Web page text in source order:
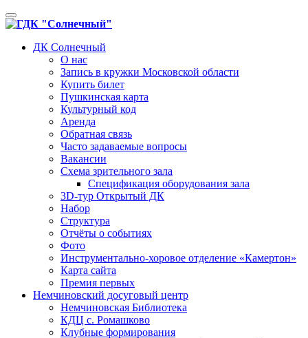
Toggle
navigation
ДК Солнечный
О нас
Запись в кружки Московской области
Купить билет
Пушкинская карта
Культурный код
Аренда
Обратная связь
Часто задаваемые вопросы
Вакансии
Схема зрительного зала
Спецификация оборудования зала
3D-тур Открытый ДК
Набор
Структура
Отчёты о событиях
Фото
Инструментально-хоровое отделение «Камертон»
Карта сайта
Премия первых
Немчиновский досуговый центр
Немчиновская Библиотека
КДЦ с. Ромашково
Клубные формирования